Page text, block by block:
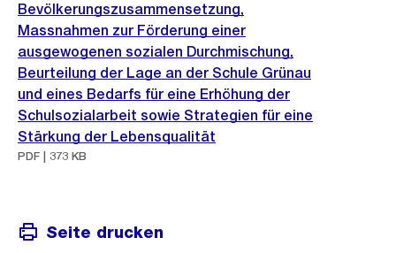
Bevölkerungszusammensetzung,
Massnahmen zur Förderung einer
ausgewogenen sozialen Durchmischung,
Beurteilung der Lage an der Schule Grünau
und eines Bedarfs für eine Erhöhung der
Schulsozialarbeit sowie Strategien für eine
Stärkung der Lebensqualität
PDF | 373 KB
Seite drucken